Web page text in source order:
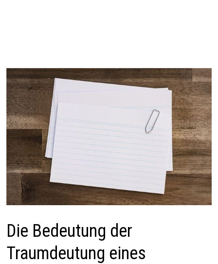
Die Bedeutung der
Traumdeutung eines